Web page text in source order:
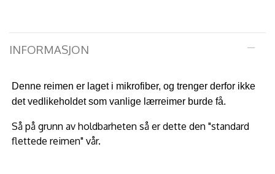
INFORMASJON
Denne reimen er laget i mikrofiber, og trenger derfor ikke
det vedlikeholdet som vanlige lærreimer burde få.
Så på grunn av holdbarheten så er dette den "standard
flettede reimen" vår.